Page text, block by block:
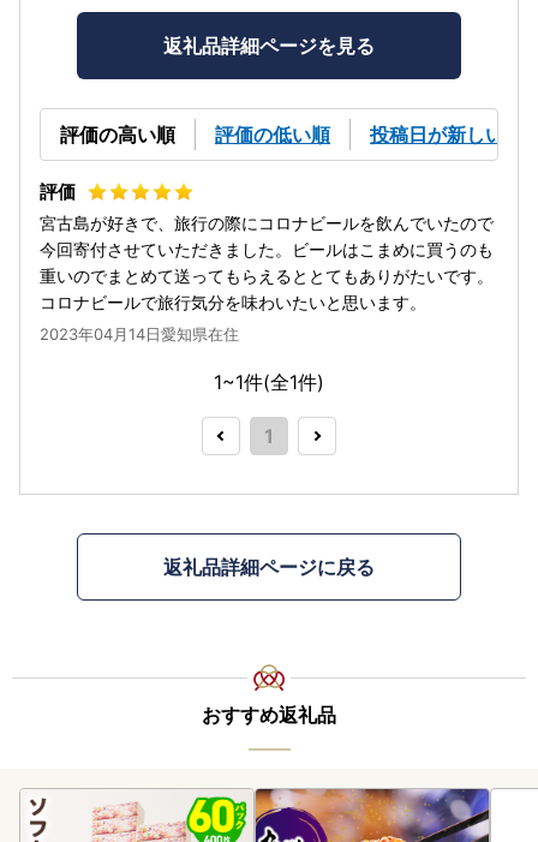
返礼品詳細ページを見る
評価の高い順 評価の低い順 投稿日が新しい順
宮古島が好きで、旅行の際にコロナビールを飲んでいたので
今回寄付させていただきました。ビールはこまめに買うのも
重いのでまとめて送ってもらえるととてもありがたいです。
コロナビールで旅行気分を味わいたいと思います。
2023年04月14日愛知県在住
1~1件(全1件)
1
返礼品詳細ページに戻る
おすすめ返礼品